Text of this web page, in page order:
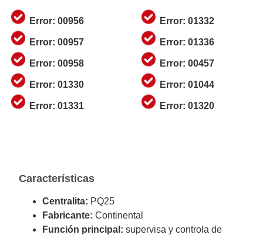
Error: 00956
Error: 00957
Error: 00958
Error: 01330
Error: 01331
Error: 01332
Error: 01336
Error: 00457
Error: 01044
Error: 01320
Características
Centralita: PQ25
Fabricante:Continental
Función principal: supervisa y controla de